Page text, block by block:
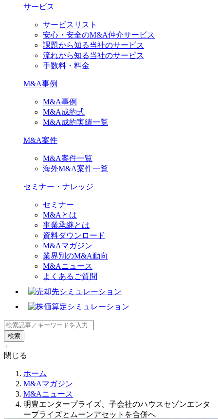
サービス
サービスリスト
安心・安全のM&A仲介サービス
課題から知る当社のサービス
流れから知る当社のサービス
手数料・料金
M&A事例
M&A事例
M&A成約式
M&A成約実績一覧
M&A案件
M&A案件一覧
海外M&A案件一覧
セミナー・ナレッジ
セミナー
M&Aとは
事業承継とは
資料ダウンロード
M&Aマガジン
業界別のM&A動向
M&Aニュース
よくあるご質問
+
閉じる
ホーム
M&Aマガジン
M&Aニュース
明豊エンタープライズ、子会社のハウスセゾンエンタ
ープライズとムーンアセットを合併へ